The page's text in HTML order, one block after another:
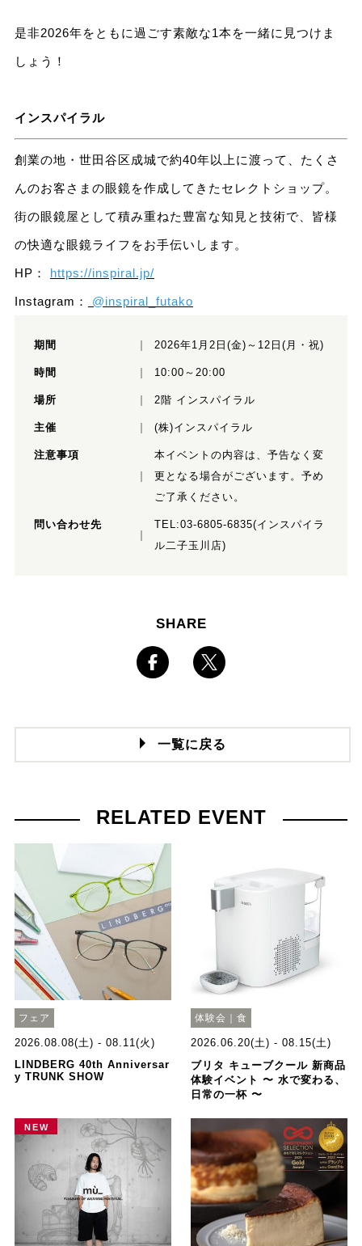
是非2026年をともに過ごす素敵な1本を一緒に見つけま
しょう！
インスパイラル
創業の地・世田谷区成城で約40年以上に渡って、たくさ
んのお客さまの眼鏡を作成してきたセレクトショップ。
街の眼鏡屋として積み重ねた豊富な知見と技術で、皆様
の快適な眼鏡ライフをお手伝いします。
HP： https://inspiral.jp/
Instagram： @inspiral_futako
期間 2026年1月2日(金)～12日(月・祝)
時間 10:00～20:00
場所 2階 インスパイラル
主催 (株)インスパイラル
注意事項
本イベントの内容は、予告なく変
更となる場合がございます。予め
ご了承ください。
問い合わせ先
TEL:03-6805-6835(インスパイラ
ル二子玉川店)
SHARE
一覧に戻る
RELATED EVENT
フェア
2026.08.08(土) - 08.11(火)
LINDBERG 40th Anniversar
y TRUNK SHOW
体験会｜食
2026.06.20(土) - 08.15(土)
ブリタ キューブクール 新商品
体験イベント 〜 水で変わる、
日常の一杯 〜
NEW